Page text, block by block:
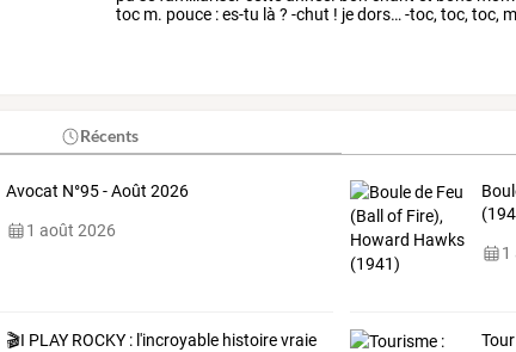
toc m. pouce :es-tu là ? -chut ! jedors… -toc, toc, toc,
Récents
Avocat N°95 - Août 2026
1 août 2026
1
🎬I PLAYROCKY:l'incroyablehistoirevraie